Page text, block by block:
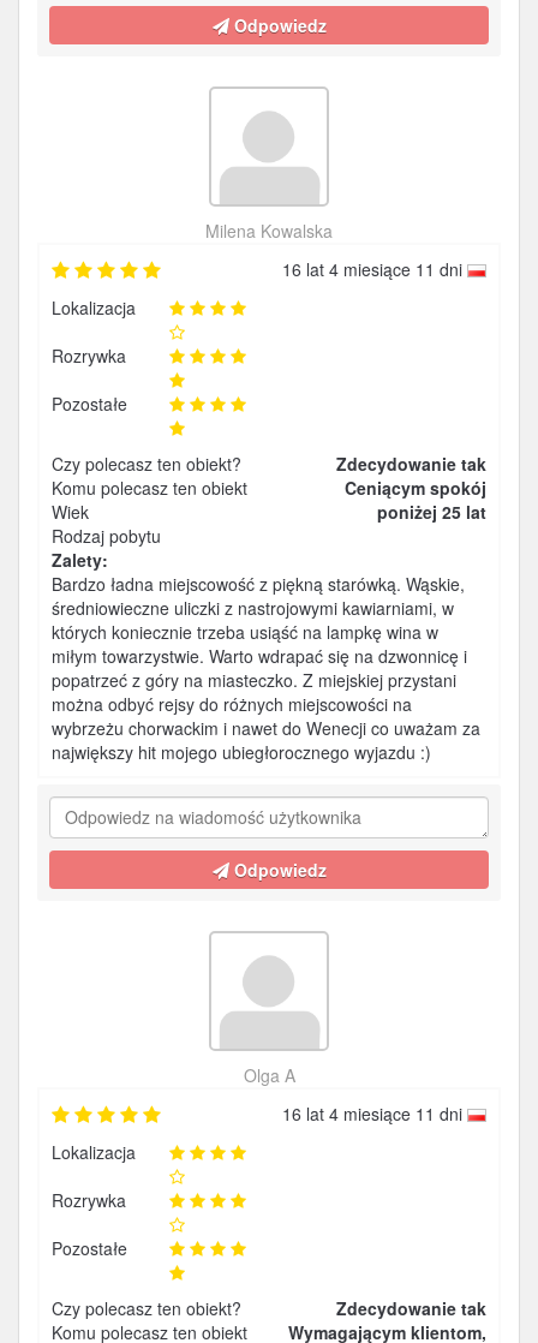
Odpowiedz
Milena Kowalska
16 lat 4 miesiące 11 dni
Lokalizacja
Rozrywka
Pozostałe
Czy polecasz ten obiekt?
Zdecydowanie tak
Komu polecasz ten obiekt
Ceniącym spokój
Wiek
poniżej 25 lat
Rodzaj pobytu
Zalety:
Bardzo ładna miejscowość z piękną starówką. Wąskie,
średniowieczne uliczki z nastrojowymi kawiarniami, w
których koniecznie trzeba usiąść na lampkę wina w
miłym towarzystwie. Warto wdrapać się na dzwonnicę i
popatrzeć z góry na miasteczko. Z miejskiej przystani
można odbyć rejsy do różnych miejscowości na
wybrzeżu chorwackim i nawet do Wenecji co uważam za
największy hit mojego ubiegłorocznego wyjazdu :)
Odpowiedz
Olga A
16 lat 4 miesiące 11 dni
Lokalizacja
Rozrywka
Pozostałe
Czy polecasz ten obiekt?
Zdecydowanie tak
Komu polecasz ten obiekt
Wymagającym klientom,